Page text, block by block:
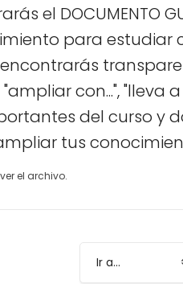
el DOCUMENTO
para
con...", "lleva a
del curso y
tus
el archivo.
Ir a...